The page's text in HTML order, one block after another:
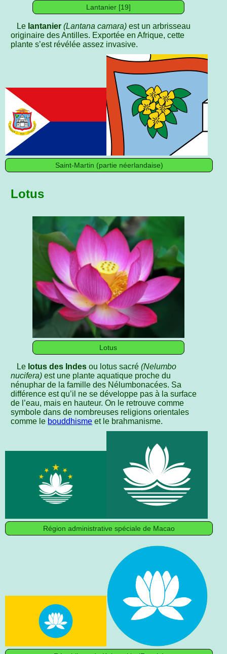
Lantanier [19]
Le lantanier (Lantana camara)est un arbrisseau
originaire des Antilles. Exportée en Afrique, cette
plante s’est révélée assez invasive.
Saint-Martin (partie néerlandaise)
Lotus
Lotus
Le lotus des Indesou lotus sacré (Nelumbo
nucifera) est une plante aquatique proche du
nénuphar de la famille des Nélumbonacées. Sa
différence est qu’il ne se développe pas à la surface
de l’eau, mais en hauteur. On le retrouve comme
symbole dans de nombreuses religions orientales
comme le bouddhisme et le brahmanisme.
Région administrative spéciale de Macao